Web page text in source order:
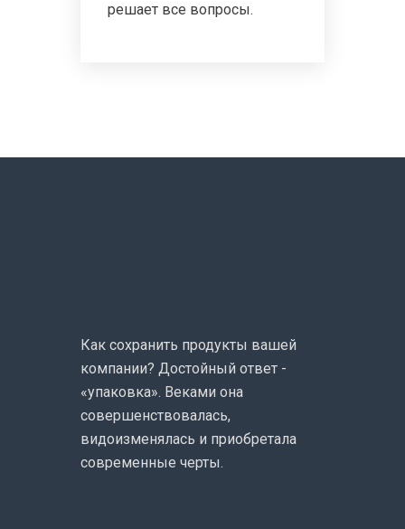
решает все вопросы.
Как сохранить продукты вашей
компании? Достойный ответ -
«упаковка». Веками она
совершенствовалась,
видоизменялась и приобретала
современные черты.